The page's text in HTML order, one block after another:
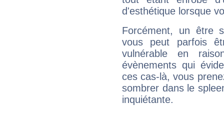
d'esthétique lorsque
Forcément, un être
vous peut parfois
vulnérable en
évènements qui
ces cas-là, vous
sombrer dans le
inquiétante.